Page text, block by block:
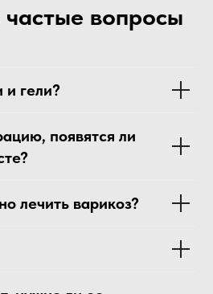
вопросы
гели?
появятся ли
лечить варикоз?